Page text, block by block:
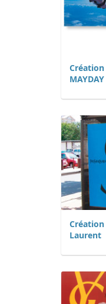
Création
Laurent